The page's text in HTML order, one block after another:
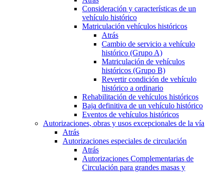
Consideración y características de un
vehículo histórico
Matriculación vehículos históricos
Atrás
Cambio de servicio a vehículo
histórico (Grupo A)
Matriculación de vehículos
históricos (Grupo B)
Revertir condición de vehículo
histórico a ordinario
Rehabilitación de vehículos históricos
Baja definitiva de un vehículo histórico
Eventos de vehículos históricos
Autorizaciones, obras y usos excepcionales de la vía
Atrás
Autorizaciones especiales de circulación
Atrás
Autorizaciones Complementarias de
Circulación para grandes masas y